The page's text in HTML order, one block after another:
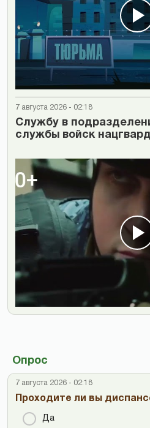
7 августа 2026 - 02:18
Cлужбу в
службы войск
Опрос
7 августа 2026 - 02:18
Проходите ли вы
Да